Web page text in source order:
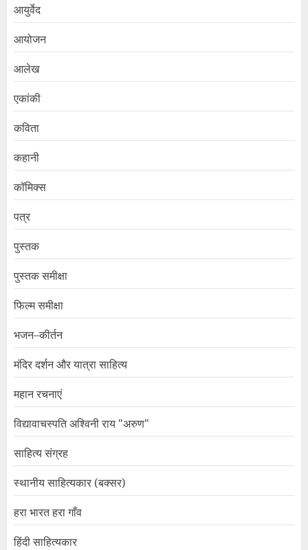
आयुर्वेद
आयोजन
आलेख
एकांकी
कविता
कहानी
कॉमिक्स
पत्र
पुस्तक
पुस्तक समीक्षा
फिल्म समीक्षा
भजन–कीर्तन
मंदिर दर्शन और यात्रा साहित्य
महान रचनाएं
विद्यावाचस्पति अश्विनी राय "अरुण"
साहित्य संग्रह
स्थानीय साहित्यकार (बक्सर)
हरा भारत हरा गाँव
हिंदी साहित्यकार